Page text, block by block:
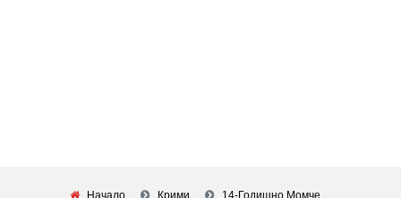
Начало Крими 14-Годишно Момче ...